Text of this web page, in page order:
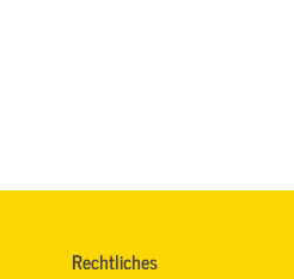
Rechtliches